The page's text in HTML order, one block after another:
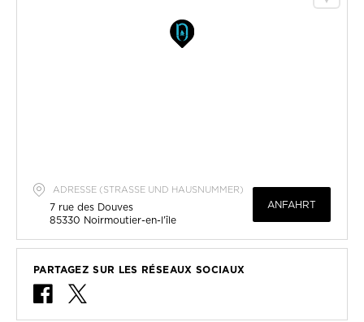
ADRESSE (STRASSE UND HAUSNUMMER)
7 rue des Douves
85330 Noirmoutier-en-l'île
ANFAHRT
PARTAGEZ SUR LES RÉSEAUX SOCIAUX